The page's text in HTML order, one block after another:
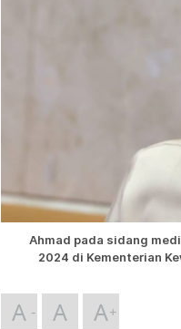
Ahmad pada sidang
2024 di Kementerian
A A A